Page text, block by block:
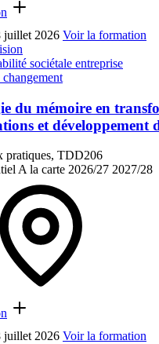
juillet 2026 Voir la formation
sociétale entreprise
du mémoire en
et développement
pratiques, TDD206
A la carte 2026/27 2027/28
juillet 2026 Voir la formation